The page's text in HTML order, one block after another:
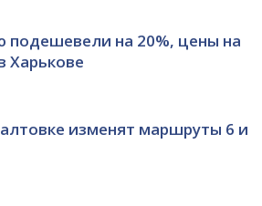
подешевели на 20%, цены на
Харькове
изменят маршруты 6 и